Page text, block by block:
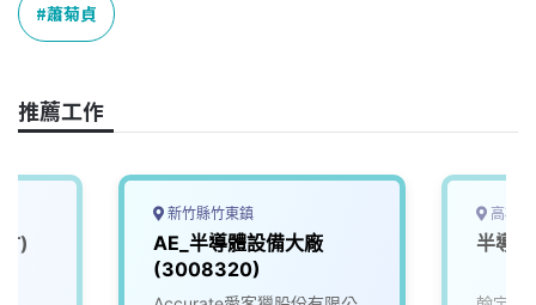
o
o
蕭菊貞
推薦工作
)
新竹縣竹東鎮
AE_半導體設備大廠
(3008320)
高雄
半導